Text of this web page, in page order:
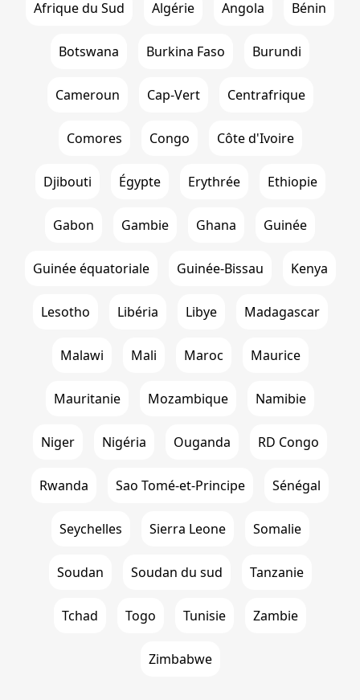
Afrique du Sud Algérie Angola Bénin
Botswana Burkina Faso Burundi
Cameroun Cap-Vert Centrafrique
Comores Congo Côte d'Ivoire
Djibouti Égypte Erythrée Ethiopie
Gabon Gambie Ghana Guinée
Guinée équatoriale Guinée-Bissau Kenya
Lesotho Libéria Libye Madagascar
Malawi Mali Maroc Maurice
Mauritanie Mozambique Namibie
Niger Nigéria Ouganda RD Congo
Rwanda Sao Tomé-et-Principe Sénégal
Seychelles Sierra Leone Somalie
Soudan Soudan du sud Tanzanie
Tchad Togo Tunisie Zambie
Zimbabwe